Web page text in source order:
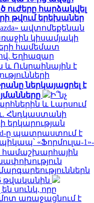
ուժերը հարձակվել
թվում երեխաներ
ավտոմեքենան
կիսամյակի
համեմատ
ով. Եղիազար
և Ուկրաինային է
ներկայացրել է
Ի՞նչ
և Լարսում
Հնդկաստանի
երկարության
ը պատրաստում է
«Ֆորմուլա-1»-
համաշխարհային
թվականին
սունկ, որը
առաջացնում է